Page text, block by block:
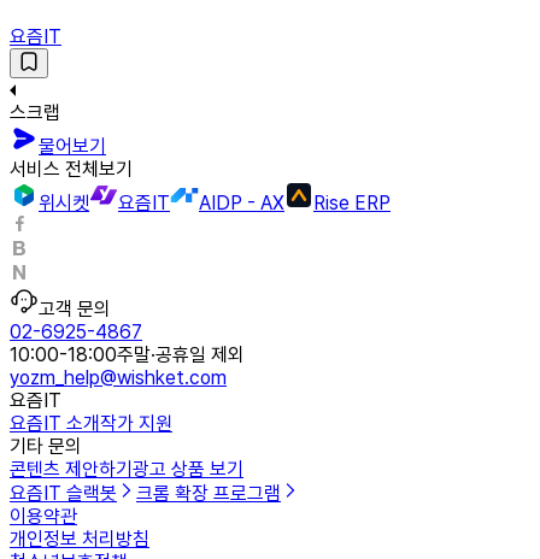
요즘IT
스크랩
물어보기
서비스 전체보기
위시켓
요즘IT AIDP - AX Rise ERP
고객 문의
02-6925-4867
10:00-18:00주말·공휴일 제외
yozm_help@wishket.com
요즘IT
요즘IT 소개작가 지원
기타 문의
콘텐츠 제안하기 광고 상품 보기
요즘IT 슬랙봇
크롬 확장 프로그램
이용약관
개인정보 처리방침